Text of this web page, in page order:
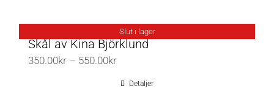
produktsidanSlut i lager
Skål av Kina Björklund
350.00kr – 550.00krPrisintervall:
Detaljer